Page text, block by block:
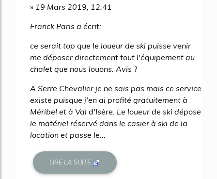
» 19 Mars 2019, 12:41
Franck Paris a écrit:
ce serait top que le loueur de ski puisse venir
me déposer directement tout l'équipement au
chalet que nous louons. Avis ?
A Serre Chevalier je ne sais pas mais ce service
existe puisque j'en ai profité gratuitement à
Méribel et à Val d'Isère. Le loueur de ski dépose
le matériel réservé dans le casier à ski de la
location et passe le...
LIRE LA SUITE